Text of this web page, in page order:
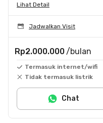
Lihat Detail
Jadwalkan Visit
Rp2.000.000 /bulan
Termasuk internet/wifi
Tidak termasuk listrik
Chat